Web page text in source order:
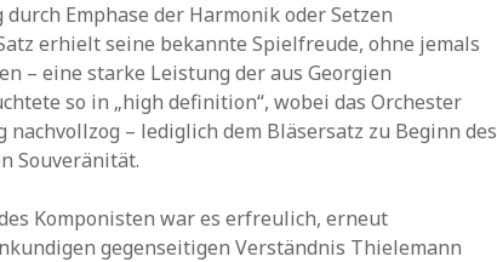
Emphase der Harmonik oder Setzen
erhielt seine bekannte Spielfreude, ohne jemals
– eine starke Leistung der aus Georgien
so in „high definition“, wobei das Orchester
– lediglich dem Bläsersatz zu Beginn des
Souveränität.
Komponisten war es erfreulich, erneut
gegenseitigen Verständnis Thielemann